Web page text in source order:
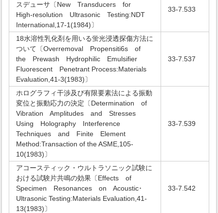
スデューサ〔New Transducers for
High-resolution Ultrasonic Testing:NDT
International,17-1(1984)〕
33-7.533
18水溶性乳化剤を用いる蛍光浸透探傷方法に
ついて〔Overremoval Propensiti6s of
the Prewash Hydrophilic Emulsifier
Fluorescent Penetrant Process:Materials
Evaluation,41-3(1983)〕
33-7.537
ホログラフィ干渉及び有限要素法による振動
変位と振動応力の決定〔Determination of
Vibration Amplitudes and Stresses
Using Holography Interference
Techniques and Finite Element
Method:Transaction of the ASME,105-
10(1983)〕
33-7.539
アコースティック・ウルトラソニック試験に
おける試験片共鳴の効果〔Effects of
Specimen Resonances on Acoustic･
Ultrasonic Testing:Materials Evaluation,41-
13(1983)〕
33-7.542